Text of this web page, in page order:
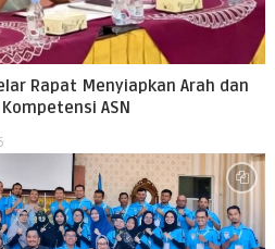
Rapat Menyiapkan Arah dan
ASN